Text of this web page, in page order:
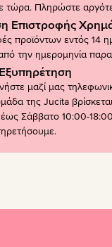
τώρα. Πληρώστε
Επιστροφής
προϊόντων εντός 14
την ημερομηνία
μαζί μας
της Jucita
Σάββατο 10:00-